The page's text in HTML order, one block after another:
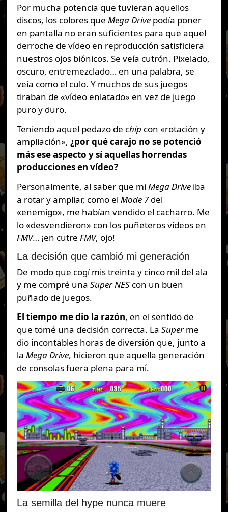
Por mucha potencia que tuvieran aquellos
discos, los colores que Mega Drivepodía poner
en pantalla no eran suficientes para que aquel
derroche de vídeo en reproducción satisficiera
nuestros ojos biónicos. Se veía cutrón. Pixelado,
oscuro, entremezclado… en una palabra, se
veía como el culo. Y muchos de sus juegos
tiraban de «vídeo enlatado» en vez de juego
puro y duro.
Teniendo aquel pedazo de chip con «rotación y
ampliación», ¿por qué carajo no se potenció
más ese aspecto y sí aquellas horrendas
producciones en vídeo?
Personalmente, al saber que mi Mega Driveiba
a rotar y ampliar, como el Mode 7del
«enemigo», me habían vendido el cacharro. Me
lo «desvendieron» con los puñeteros vídeos en
FMV… ¡en cutre FMV, ojo!
La decisión que cambió mi generación
De modo que cogí mis treinta y cinco mil del ala
y me compré una Super NEScon un buen
puñado de juegos.
El tiempo me dio la razón, en el sentido de
que tomé una decisión correcta. La Superme
dio incontables horas de diversión que, junto a
la Mega Drive, hicieron que aquella generación
de consolas fuera plena para mí.
La semilla del hype nunca muere